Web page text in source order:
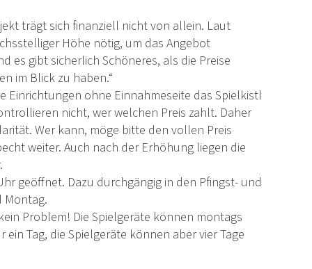
trägt sich finanziell nicht von allein. Laut
Höhe nötig, um das Angebot
es gibt sicherlich Schöneres, als die Preise
im Blick zu haben.“
ohne Einnahmeseite das Spielkistl
nicht, wer welchen Preis zahlt. Daher
Wer kann, möge bitte den vollen Preis
weiter. Auch nach der Erhöhung liegen die
geöffnet. Dazu durchgängig in den Pfingst- und
Montag.
Problem! Die Spielgeräte können montags
Tag, die Spielgeräte können aber vier Tage